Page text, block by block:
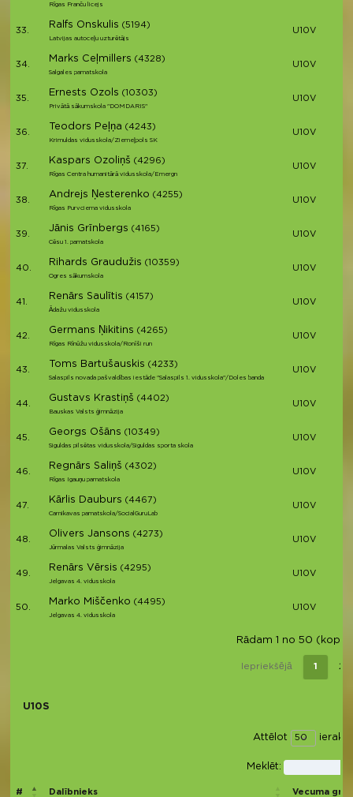
Rīgas Franču licejs
33.
Ralfs Onskulis (5194)
Latvijas autoceļu uzturētājs
U10V
34.
Marks Ceļmillers (4328)
Salgales pamatskola
U10V
35.
Ernests Ozols (10303)
Privātā sākumskola "DOMDARIS"
U10V
36.
Teodors Peļņa (4243)
Krimuldas vidusskola/Ziemeļpols SK
U10V
37.
Kaspars Ozoliņš (4296)
Rīgas Centra humanitārā vidusskola/Emergn
U10V
38.
Andrejs Ņesterenko (4255)
Rīgas Purvciema vidusskola
U10V
39.
Jānis Grīnbergs (4165)
Cēsu 1. pamatskola
U10V
40.
Rihards Graudužis (10359)
Ogres sākumskola
U10V
41.
Renārs Saulītis (4157)
Ādažu vidusskola
U10V
42.
Germans Ņikitins (4265)
Rīgas Rīnūžu vidusskola/Ronīši run
U10V
43.
Toms Bartušauskis (4233)
Salaspils novada pašvaldības iestāde "Salaspils 1. vidusskola"/Doles banda
U10V
44.
Gustavs Krastiņš (4402)
Bauskas Valsts ģimnāzija
U10V
45.
Georgs Ošāns (10349)
Siguldas pilsētas vidusskola/Siguldas sporta skola
U10V
46.
Regnārs Saliņš (4302)
Rīgas Igauņu pamatskola
U10V
47.
Kārlis Dauburs (4467)
Carnikavas pamatskola/SocialGuruLab
U10V
48.
Olivers Jansons (4273)
Jūrmalas Valsts ģimnāzija
U10V
49.
Renārs Vērsis (4295)
Jelgavas 4. vidusskola
U10V
50.
Marko Miščenko (4495)
Jelgavas 4. vidusskola
U10V
Rādam 1 no 50 (kopā
Iepriekšējā 1 2
U10S
Attēlot
Meklēt:
# Dalībnieks Vecuma